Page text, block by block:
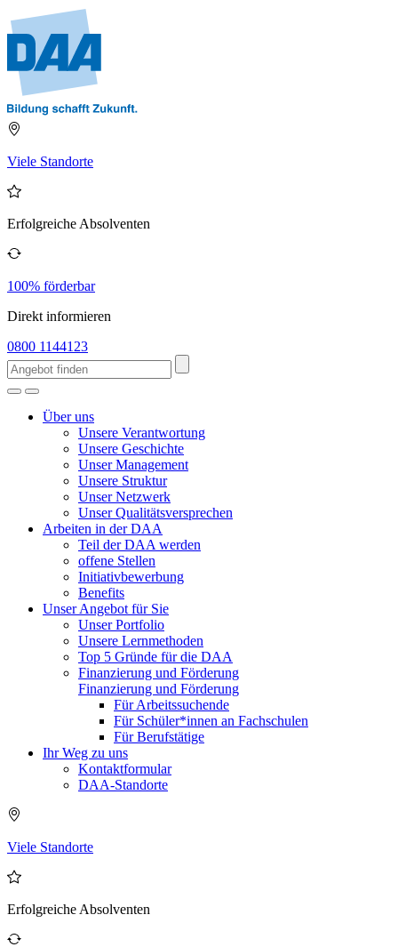
Viele Standorte
Erfolgreiche Absolventen
100% förderbar
Direkt informieren
0800 1144123
Über uns
Unsere Verantwortung
Unsere Geschichte
Unser Management
Unsere Struktur
Unser Netzwerk
Unser Qualitätsversprechen
Arbeiten in der DAA
Teil der DAA werden
offene Stellen
Initiativbewerbung
Benefits
Unser Angebot für Sie
Unser Portfolio
Unsere Lernmethoden
Top 5 Gründe für die DAA
Finanzierung und Förderung
Finanzierung und Förderung
Für Arbeitssuchende
Für Schüler*innen an Fachschulen
Für Berufstätige
Ihr Weg zu uns
Kontaktformular
DAA-Standorte
Viele Standorte
Erfolgreiche Absolventen